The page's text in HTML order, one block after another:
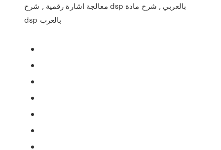
معالجة اشارة رقمية , شرح dsp بالعربي , شرح مادة
dsp بالعرب